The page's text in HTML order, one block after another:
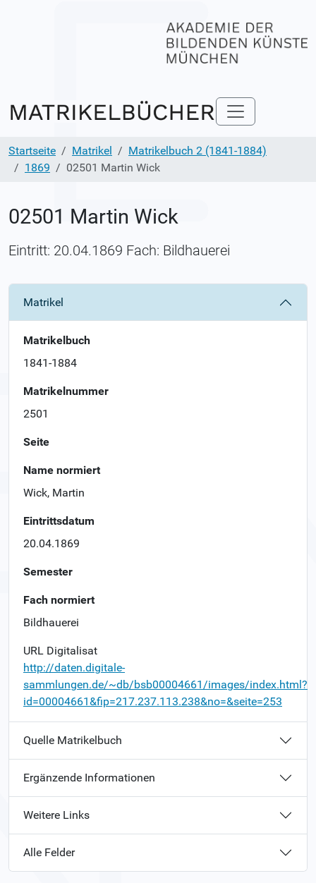
Startseite Matrikel
Matrikelbuch 2 (1841-1884)
1869
02501 Martin Wick
02501 Martin Wick
Eintritt: 20.04.1869 Fach: Bildhauerei
Matrikel
Matrikelbuch
1841-1884
Matrikelnummer
2501
Seite
Name normiert
Wick, Martin
Eintrittsdatum
20.04.1869
Semester
Fach normiert
Bildhauerei
URL Digitalisat
http://daten.digitale-
sammlungen.de/~db/bsb00004661/images/index.html?
id=00004661&fip=217.237.113.238&no=&seite=253
Quelle Matrikelbuch
Ergänzende Informationen
Weitere Links
Alle Felder